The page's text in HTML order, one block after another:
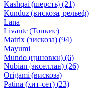
Kashqai (шерсть) (21)
Kunduz (вискоза, рельеф)
Lana
Livante (Тонкие)
Matrix (вискоза) (94)
Mayumi
Mundo (циновки) (6)
Nubian (экселлан) (26)
Origami (вискоза)
Patina (хит-сет) (23)